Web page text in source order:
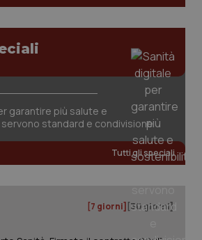
garantire più salute e
standard e condivisione
Tutti gli speciali
[7 giorni] [30 giorni]
www.quotidianosanita.it
2
ironfish-
www.quotidianosanita.it